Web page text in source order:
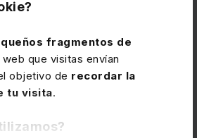
fragmentos de
que visitas envían
objetivo de recordar la
tu visita.
2026
la información fiscal